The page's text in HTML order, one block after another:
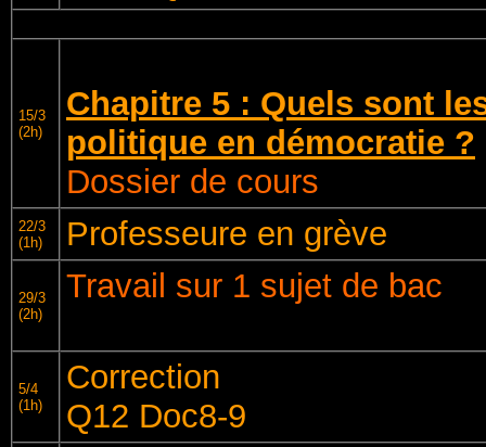
15/3
(2h)
Chapitre 5 : Quels sont
politique en démocratie ?
Dossier de cours
22/3
(1h)
Professeure en grève
29/3
(2h)
Travail sur 1 sujet de bac
5/4
(1h)
Correction
Q12 Doc8-9